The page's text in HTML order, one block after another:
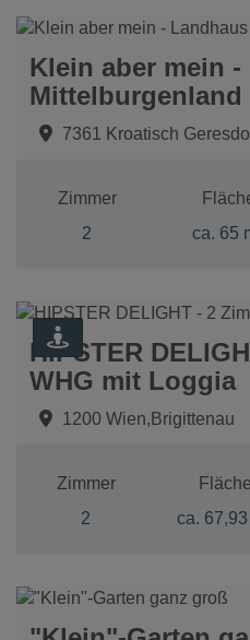
Klein aber mein
Mittelburgenland
7361 Kroatisch
Zimmer
2
ca. 65
HIPSTER
WHG mit Loggia
1200 Wien,Brigittenau
Zimmer
2
Fläche
ca.